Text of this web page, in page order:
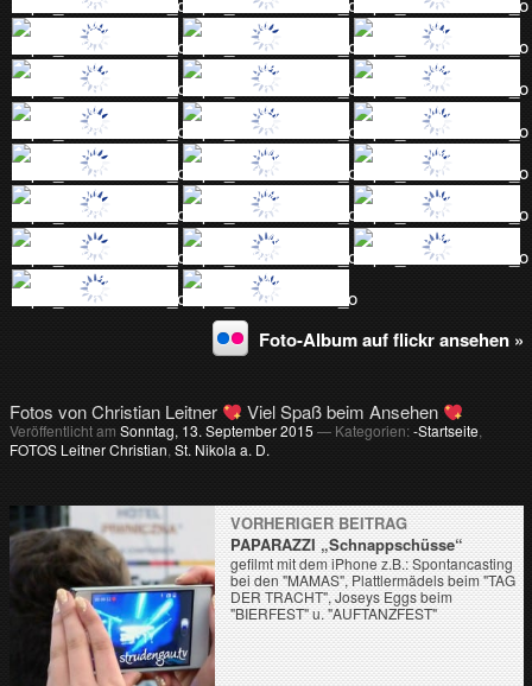
Foto-Album auf flickr ansehen »
Fotos von Christian Leitner Viel Spaß beim Ansehen
Veröffentlicht am Sonntag, 13. September 2015 — Kategorien:-Startseite
FOTOS Leitner Christian, St. Nikola a. D.
VORHERIGER BEITRAG
PAPARAZZI „Schnappschüsse“
gefilmt mit dem iPhone z.B.: Spontancasting
bei den "MAMAS", Plattlermädels beim "TAG
DER TRACHT", Joseys Eggs beim
"BIERFEST" u. "AUFTANZFEST"